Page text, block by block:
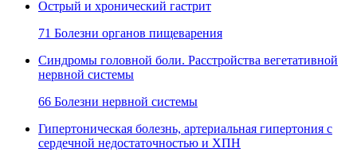
Острый и хронический гастрит
71 Болезни органов пищеварения
Синдромы головной боли. Расстройства вегетативной
нервной системы
66 Болезни нервной системы
Гипертоническая болезнь, артериальная гипертония с
сердечной недостаточностью и ХПН